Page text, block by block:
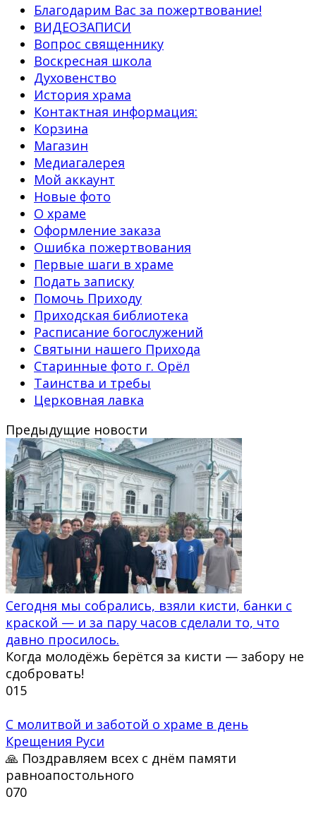
Благодарим Вас за пожертвование!
ВИДЕОЗАПИСИ
Вопрос священнику
Воскресная школа
Духовенство
История храма
Контактная информация:
Корзина
Магазин
Медиагалерея
Мой аккаунт
Новые фото
О храме
Оформление заказа
Ошибка пожертвования
Первые шаги в храме
Подать записку
Помочь Приходу
Приходская библиотека
Расписание богослужений
Святыни нашего Прихода
Старинные фото г. Орёл
Таинства и требы
Церковная лавка
Предыдущие новости
Сегодня мы собрались, взяли кисти, банки с
краской — и за пару часов сделали то, что
давно просилось.
Когда молодёжь берётся за кисти — забору не
сдобровать!
015
С молитвой и заботой о храме в день
Крещения Руси
🙏 Поздравляем всех с днём памяти
равноапостольного
070